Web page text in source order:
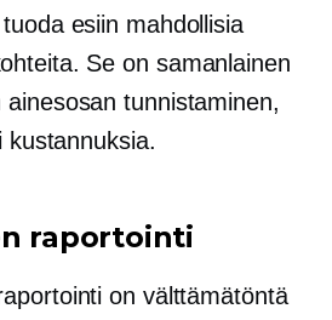
esiin mahdollisia
Se on samanlainen
tunnistaminen,
kustannuksia.
raportointi
on välttämätöntä